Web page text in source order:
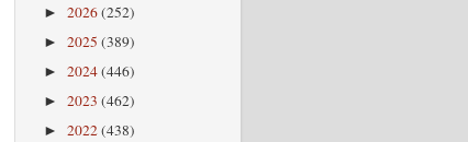
► 2026(252)
► 2025 (389)
► 2024(446)
► 2023 (462)
► 2022(438)